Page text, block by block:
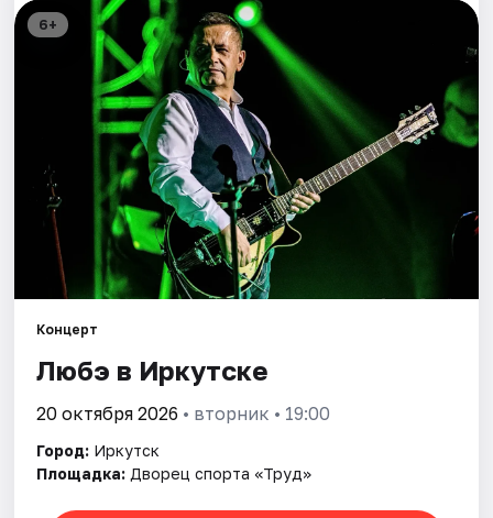
Выставки
События
Города
Площадки
Артисты
Рейтинги
6+
Концерт
Любэ в Иркутске
20 октября 2026 • вторник • 19:00
Город: Иркутск
Площадка: Дворец спорта «Труд»